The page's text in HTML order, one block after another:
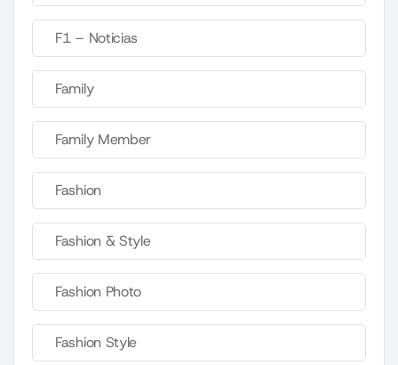
F1 – Noticias
Family
Family Member
Fashion
Fashion & Style
Fashion Photo
Fashion Style